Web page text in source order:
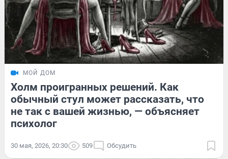
МОЙ ДОМ
Холм проигранных решений. Как
обычный стул может рассказать, что
не так с вашей жизнью, — объясняет
психолог
30 мая, 2026, 20:30 509 Обсудить